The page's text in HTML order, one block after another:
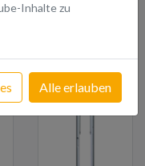
Inhalte zu
Alle erlauben